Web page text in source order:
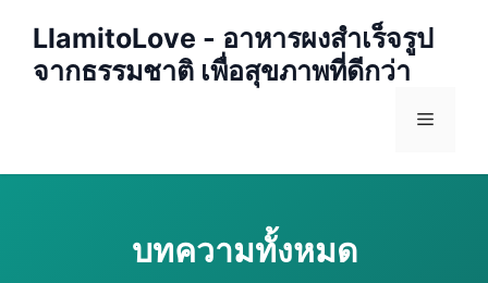
content
LlamitoLove - อาหารผงสำเร็จรูป
จากธรรมชาติ เพื่อสุขภาพที่ดีกว่า
Menu